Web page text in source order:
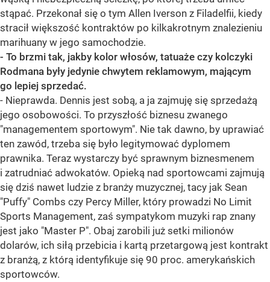
stąpać. Przekonał się o tym Allen Iverson z Filadelfii, kiedy
stracił większość kontraktów po kilkakrotnym znalezieniu
marihuany w jego samochodzie.
- To brzmi tak, jakby kolor włosów, tatuaże czy kolczyki
Rodmana były jedynie chwytem reklamowym, mającym
go lepiej sprzedać.
- Nieprawda. Dennis jest sobą, a ja zajmuję się sprzedażą
jego osobowości. To przyszłość biznesu zwanego
"managementem sportowym". Nie tak dawno, by uprawiać
ten zawód, trzeba się było legitymować dyplomem
prawnika. Teraz wystarczy być sprawnym biznesmenem
i zatrudniać adwokatów. Opieką nad sportowcami zajmują
się dziś nawet ludzie z branży muzycznej, tacy jak Sean
"Puffy" Combs czy Percy Miller, który prowadzi No Limit
Sports Management, zaś sympatykom muzyki rap znany
jest jako "Master P". Obaj zarobili już setki milionów
dolarów, ich siłą przebicia i kartą przetargową jest kontrakt
z branżą, z którą identyfikuje się 90 proc. amerykańskich
sportowców.